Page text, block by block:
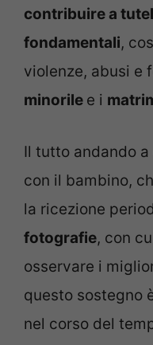
contribuire a
fondamentali,
violenze, abusi e
minorile e i
Il tutto andando
con il bambino,
la ricezione
fotografie, con
osservare i
questo sostegno
nel corso del